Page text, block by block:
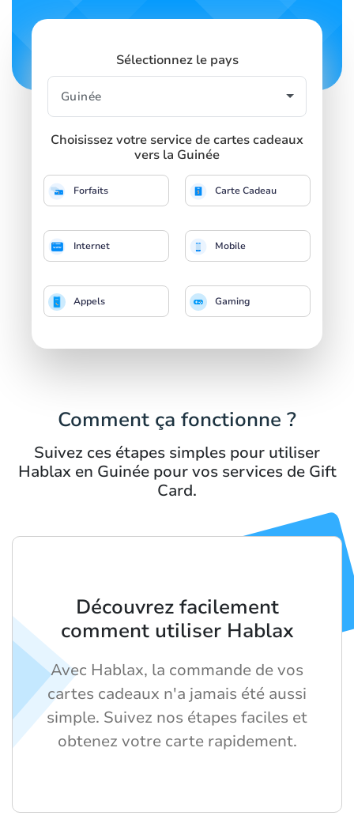
Sélectionnez le pays
Choisissez votre service de cartes cadeaux
vers la Guinée
Forfaits Carte Cadeau
Internet Mobile
Appels Gaming
Comment ça fonctionne ?
Suivez ces étapes simples pour utiliser
Hablax en Guinée pour vos services de Gift
Card.
Découvrez facilement
comment utiliser Hablax
Avec Hablax, la commande de vos
cartes cadeaux n'a jamais été aussi
simple. Suivez nos étapes faciles et
obtenez votre carte rapidement.